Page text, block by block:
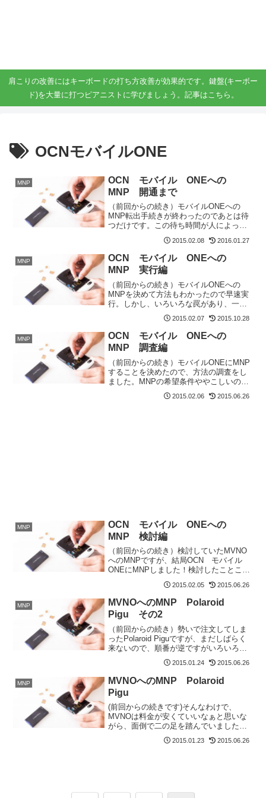
肩こりの改善にはキーボードの打ち方改善が効果的です。鍵盤(キーボー
ド)を大量に打つピアニストに学びましょう。記事はこちら。
OCNモバイルONE
MNP
OCN モバイル ONEへの
MNP 開通まで
（前回からの続き）モバイルONEへの
MNP転出手続きが終わったのであとは待
つだけです。この待ち時間が人によって
（時期によって？）違うらしく、ドキド
キしながら待ってました。開通までの待
ち時間結果、ドコモの回線が止まるまで6
日かかりました。止ま...
2015.02.08 2016.01.27
MNP
OCN モバイル ONEへの
MNP 実行編
（前回からの続き）モバイルONEへの
MNPを決めて方法もわかったので早速実
行。しかし、いろいろな罠があり、一筋
縄ではいきませんでした。。。MNP転出
の罠最初の罠はドコモからのMNP転出で
した。MNP転出はWEBからできると調べ
ていたので簡単...
2015.02.07 2015.10.28
MNP
OCN モバイル ONEへの
MNP 調査編
（前回からの続き）モバイルONEにMNP
することを決めたので、方法の調査をし
ました。MNPの希望条件ややこしいのは
私が妻と同時にMNPし、かつ容量シェア
をしたいという点でした。これができる
2015.02.06 2015.06.26
MNP
OCN モバイル ONEへの
MNP 検討編
（前回からの続き）検討していたMVNO
へのMNPですが、結局OCN モバイル
ONEにMNPしました！検討したことここ
に至るまではかなりいろいろ検討しまし
た。Excel使って、このままDocomoを使
い続けた場合と、各MVNOにMNPした
場...
2015.02.05 2015.06.26
MNP
MVNOへのMNP Polaroid
Pigu その2
（前回からの続き）勢いで注文してしま
ったPolaroid Piguですが、まだしばらく
来ないので、順番が逆ですがいろいろを
調査を。機能面さすがに安いだけあっ
て、ふつうのスマホにある機能がないみ
たいです。たとえば、LTE通信ができな
くて3Gし...
2015.01.24 2015.06.26
MNP
MVNOへのMNP Polaroid
Pigu
(前回からの続きです)そんなわけで、
MVNOは料金が安くていいなぁと思いな
がら、面倒で二の足を踏んでいました。
Polaroid Pigu登場そんなときに現れたの
がPolaroidのPiguというスマホ。なんと、
2015.01.23 2015.06.26